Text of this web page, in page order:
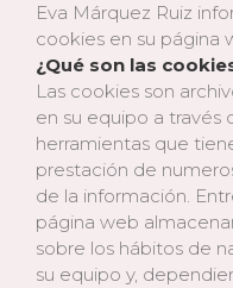
Eva Márquez Ruiz
cookies en su página
¿Qué son las
Las cookies son
en su equipo a través
herramientas que
prestación de
de la información.
página web
sobre los hábitos de
su equipo y,